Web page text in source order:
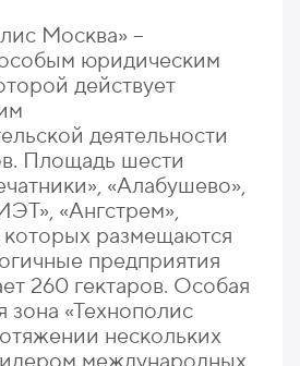
Москва» –
юридическим
действует
деятельности
Площадь шести
«Алабушево»,
«Ангстрем»,
которых размещаются
предприятия
260 гектаров. Особая
зона «Технополис
нескольких